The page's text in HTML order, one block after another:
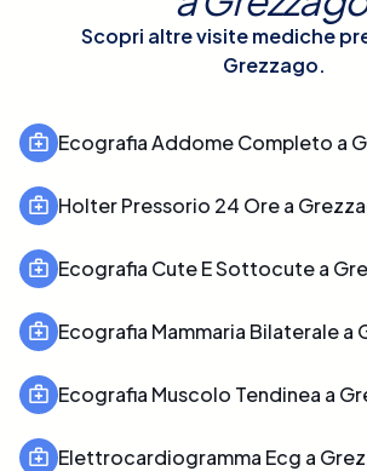
Scopri altre visite mediche
Grezzago.
Ecografia Addome Completo a
Holter Pressorio 24 Ore a
Ecografia Cute E Sottocute a
Ecografia Mammaria Bilaterale a
Ecografia Muscolo Tendinea a
Elettrocardiogramma Ecg a